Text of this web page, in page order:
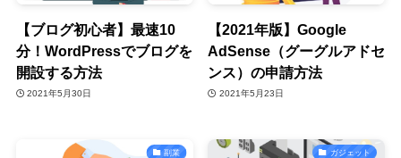
【ブログ初心者】最速10
分！WordPressでブログを
開設する方法
2021年5月30日
【2021年版】Google
AdSense（グーグルアドセ
ンス）の申請方法
2021年5月23日
副業 ガジェット